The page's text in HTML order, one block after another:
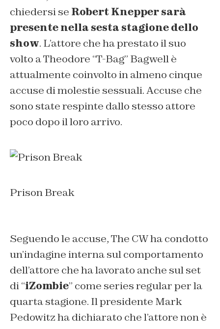
chiedersi se Robert Knepper sarà
presente nella sesta stagione dello
show. L’attore che ha prestato il suo
volto a Theodore “T-Bag” Bagwell è
attualmente coinvolto in almeno cinque
accuse di molestie sessuali. Accuse che
sono state respinte dallo stesso attore
poco dopo il loro arrivo.
Prison Break
Seguendo le accuse, The CW ha condotto
un’indagine interna sul comportamento
dell’attore che ha lavorato anche sul set
di “iZombie” come series regular per la
quarta stagione. Il presidente Mark
Pedowitz ha dichiarato che l’attore non è